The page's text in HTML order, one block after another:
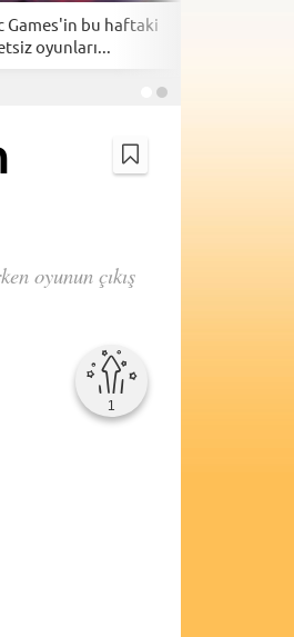
Games'in bu haftaki
oyunları...
oyunun çıkış
1